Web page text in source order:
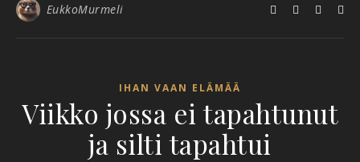
EukkoMurmeli
IHAN VAAN ELÄMÄÄ
Viikko jossa ei tapahtunut
ja silti tapahtui